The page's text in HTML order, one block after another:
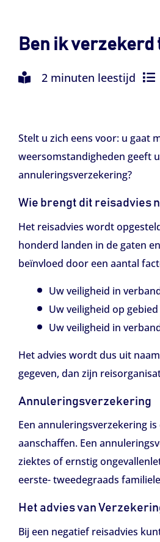
Ben ik
2 minuten leestijd
Stelt u zich eens voor: u gaat
weersomstandigheden geeft
annuleringsverzekering?
Wie brengt dit reisadvies
Het reisadvies wordt
honderd landen in de gaten
beïnvloed door een aantal
Uw veiligheid in
Uw veiligheid op
Uw veiligheid in
Het advies wordt dus uit
gegeven, dan zijn
Annuleringsverzekering
Een annuleringsverzekering
aanschaffen. Een
ziektes of ernstig
eerste- tweedegraads
Het advies van
Bij een negatief reisadvies